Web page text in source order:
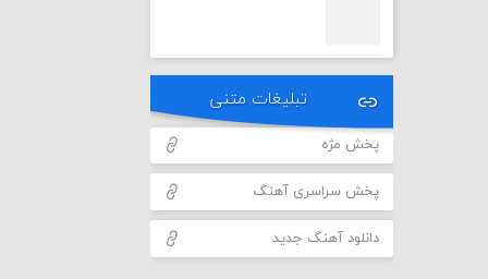
تبلیغات متنی
پخش مژه
پخش سراسری آهنگ
دانلود آهنگ جدید